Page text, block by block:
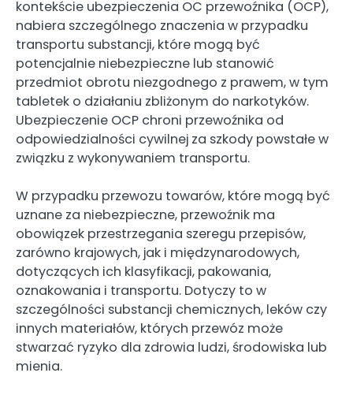
kontekście ubezpieczenia OC przewoźnika (OCP),
nabiera szczególnego znaczenia w przypadku
transportu substancji, które mogą być
potencjalnie niebezpieczne lub stanowić
przedmiot obrotu niezgodnego z prawem, w tym
tabletek o działaniu zbliżonym do narkotyków.
Ubezpieczenie OCP chroni przewoźnika od
odpowiedzialności cywilnej za szkody powstałe w
związku z wykonywaniem transportu.
W przypadku przewozu towarów, które mogą być
uznane za niebezpieczne, przewoźnik ma
obowiązek przestrzegania szeregu przepisów,
zarówno krajowych, jak i międzynarodowych,
dotyczących ich klasyfikacji, pakowania,
oznakowania i transportu. Dotyczy to w
szczególności substancji chemicznych, leków czy
innych materiałów, których przewóz może
stwarzać ryzyko dla zdrowia ludzi, środowiska lub
mienia.